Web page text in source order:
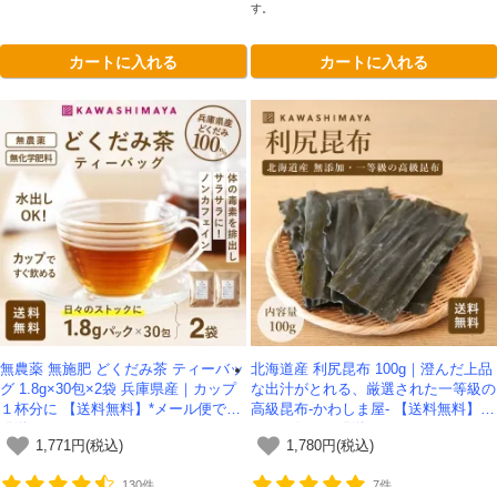
カートに入れる
す。
カートに入れる
無農薬 無施肥 どくだみ茶 ティーバッ
グ 1.8g×30包×2袋 兵庫県産｜カップ
１杯分に 【送料無料】*メール便での
1,771円(税込)
北海道産 利尻昆布 100g｜澄んだ上品
な出汁がとれる、厳選された一等級の
高級昆布-かわしま屋- 【送料無料】*
1,780円(税込)